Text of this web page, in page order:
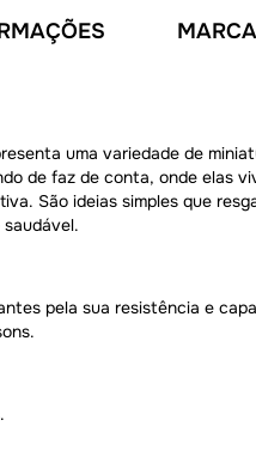
MARCA
uma variedade de
de faz de conta, onde elas
São ideias simples que
pela sua resistência e